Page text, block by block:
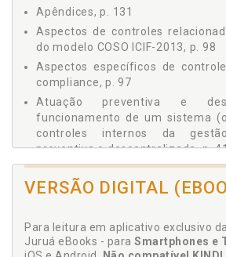
4.8 AS INSTRUÇÕES NORMATIVAS
4.9 OS INDICADORES DE
5 O CONTROLE INTERNO NO
TRÊS LINHAS, DO IIA - THE
AUDITORS, p. 55
6 O MODELO DE REFERÊNCIA
INSTRUMENTO DE APOIO NO
CONTROLES, p. 59
7 AS VINCULAÇÕES ENTRE O
SISTEMA (OU SUBSISTEMA) DE
DA GESTÃO, p. 65
PARTE II - A GESTÃO DE RISCOS
APRIMORAMENTO DOS CONTROLES
PROCEDIMENTOS DE
CONTROLE, p. 69
Apêndices, p. 131
Aspectos de controles
do modelo COSO ICIF-2013, p. 98
Aspectos específicos de
compliance, p. 97
Atuação preventiva e
funcionamento de um sistema
controles internos da
preventiva e descentralizada, p.
Avaliação dos controles internos,
Categorias (tipos) de
estabelecimento de controles, p.
VERSÃO DIGITAL
Para leitura em aplicativo exclusivo
Juruá eBooks - para Smartphones e